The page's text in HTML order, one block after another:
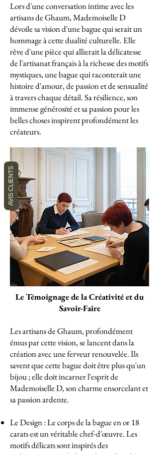
Lors d'une conversation intime avec les
artisans de Ghaum, Mademoiselle D
dévoile sa vision d'une bague qui serait un
hommage à cette dualité culturelle. Elle
rêve d'une pièce qui allierait la délicatesse
de l'artisanat français à la richesse des motifs
mystiques, une bague qui raconterait une
histoire d'amour, de passion et de sensualité
à travers chaque détail. Sa résilience, son
immense générosité et sa passion pour les
belles choses inspirent profondément les
créateurs.
Le Témoignage de la Créativité et du
Savoir-Faire
Les artisans de Ghaum, profondément
émus par cette vision, se lancent dans la
création avec une ferveur renouvelée. Ils
savent que cette bague doit être plus qu'un
bijou ; elle doit incarner l'esprit de
Mademoiselle D, son charme ensorcelant et
sa passion ardente.
Le Design : Le corps de la bague en or 18
carats est un véritable chef-d'œuvre. Les
motifs délicats sont inspirés des
AVIS CLIENTS